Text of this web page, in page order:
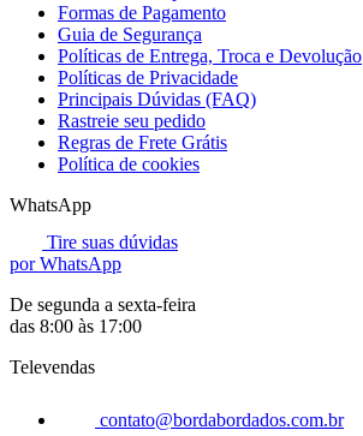
Formas de Pagamento
Guia de Segurança
Políticas de Entrega, Troca e Devolução
Políticas de Privacidade
Principais Dúvidas (FAQ)
Rastreie seu pedido
Regras de Frete Grátis
Política de cookies
WhatsApp
Tire suas dúvidas
por WhatsApp
De segunda a sexta-feira
das 8:00 às 17:00
Televendas
contato@bordabordados.com.br